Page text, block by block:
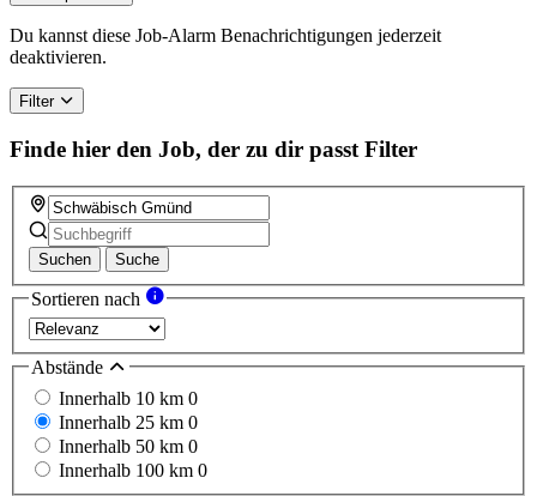
Du kannst diese Job-Alarm Benachrichtigungen jederzeit
deaktivieren.
Filter
Finde hier den Job, der zu dir passt Filter
Suchen Suche
Sortieren nach
Abstände
Innerhalb 10 km 0
Innerhalb 25 km 0
Innerhalb 50 km 0
Innerhalb 100 km 0